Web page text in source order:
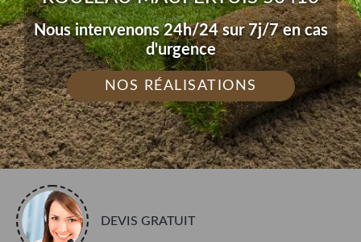
Nous intervenons 24h/24 sur 7j/7 en cas
d'urgence
NOS RÉALISATIONS
DEVIS GRATUIT